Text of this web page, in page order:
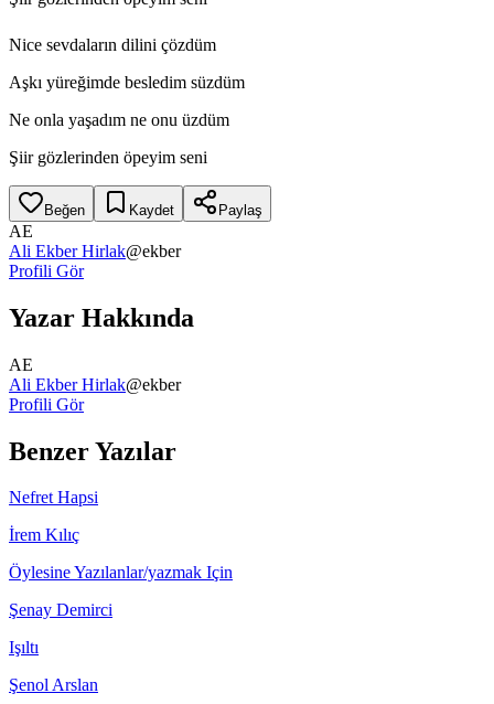
Nice sevdaların dilini çözdüm
Aşkı yüreğimde besledim süzdüm
Ne onla yaşadım ne onu üzdüm
Şiir gözlerinden öpeyim seni
Beğen Kaydet Paylaş
AE
Ali Ekber Hirlak@ekber
Profili Gör
Yazar Hakkında
AE
Ali Ekber Hirlak@ekber
Profili Gör
Benzer Yazılar
Nefret Hapsi
İrem Kılıç
Öylesine Yazılanlar/yazmak Için
Şenay Demirci
Işıltı
Şenol Arslan